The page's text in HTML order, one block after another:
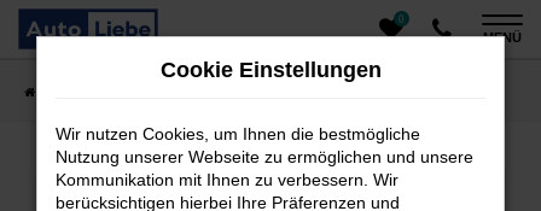
Zum
Hauptinhalt
0
MENÜ
Cookie Einstellungen
Wir nutzen Cookies, um Ihnen die bestmögliche
Nutzung unserer Webseite zu ermöglichen und unsere
Kommunikation mit Ihnen zu verbessern. Wir
berücksichtigen hierbei Ihre Präferenzen und